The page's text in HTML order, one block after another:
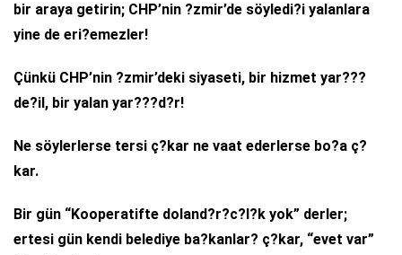
bir araya getirin; CHP’nin ?zmir’de söyledi?i yalanlara
yine de eri?emezler!
Çünkü CHP’nin ?zmir’deki siyaseti, bir hizmet yar???
de?il, bir yalan yar???d?r!
Ne söylerlerse tersi ç?kar ne vaat ederlerse bo?a ç?
kar.
Bir gün “Kooperatifte doland?r?c?l?k yok” derler;
ertesi gün kendi belediye ba?kanlar? ç?kar, “evet var”